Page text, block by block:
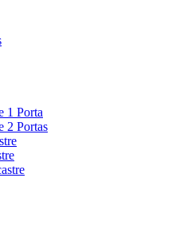
1 Porta
2 Portas